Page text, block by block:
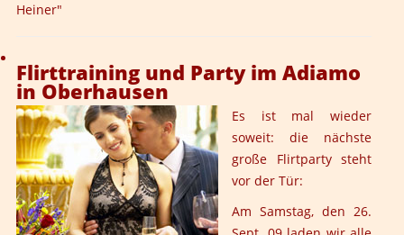
Heiner"
Flirttraining und Party im Adiamo
in Oberhausen
Es ist mal wieder
soweit: die nächste
große Flirtparty steht
vor der Tür:
Am Samstag, den 26.